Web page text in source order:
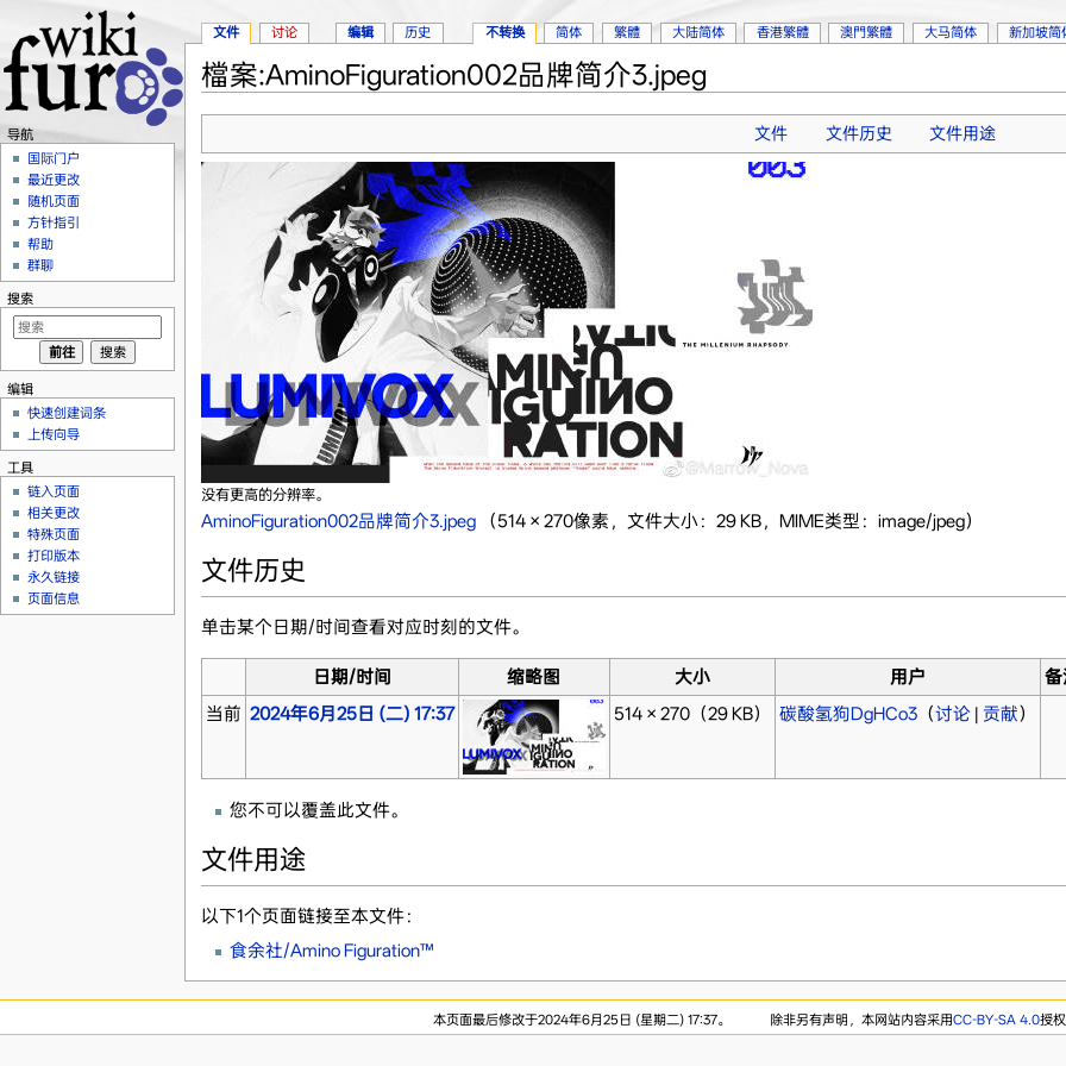
檔案:AminoFiguration002品牌简介3.jpeg
文件 文件历史 文件用途
没有更高的分辨率。
AminoFiguration002品牌简介3.jpeg‎ （514 × 270像素，文件大小：29 KB，MIME类型：image/jpeg）
文件历史
单击某个日期/时间查看对应时刻的文件。
日期/时间 缩略图 大小 用户
备
当前 2024年6月25日 (二) 17:37 514 × 270（29 KB） 碳酸氢狗DgHCo3（讨论| 贡献）
您不可以覆盖此文件。
文件用途
以下1个页面链接至本文件：
食余社/Amino Figuration™
文件 讨论 编辑 历史 不转换 简体 繁體 大陆简体 香港繁體 澳門繁體 大马简体 新加坡简
导航
国际门户
最近更改
随机页面
方针指引
帮助
群聊
搜索
编辑
快速创建词条
上传向导
工具
链入页面
相关更改
特殊页面
打印版本
永久链接
页面信息
本页面最后修改于2024年6月25日 (星期二) 17:37。 除非另有声明，本网站内容采用CC-BY-SA 4.0授权